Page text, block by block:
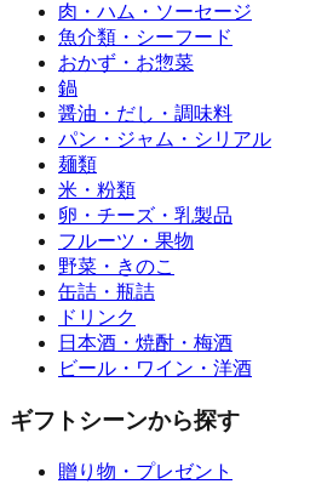
肉・ハム・ソーセージ
魚介類・シーフード
おかず・お惣菜
鍋
醤油・だし・調味料
パン・ジャム・シリアル
麺類
米・粉類
卵・チーズ・乳製品
フルーツ・果物
野菜・きのこ
缶詰・瓶詰
ドリンク
日本酒・焼酎・梅酒
ビール・ワイン・洋酒
ギフトシーンから探す
贈り物・プレゼント